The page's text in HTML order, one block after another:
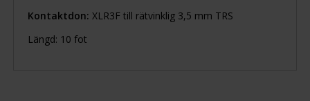
Kontaktdon: XLR3F till rätvinklig 3,5 mm TRS
Längd: 10 fot